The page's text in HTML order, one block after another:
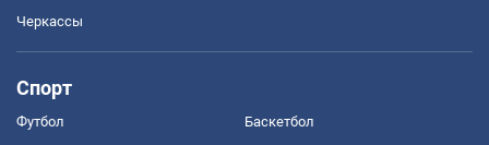
Черкассы
Спорт
Футбол Баскетбол